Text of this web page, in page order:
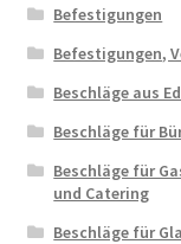
Befestigungen
Befestigungen,
Beschläge aus
Beschläge für
Beschläge für
und Catering
Beschläge für